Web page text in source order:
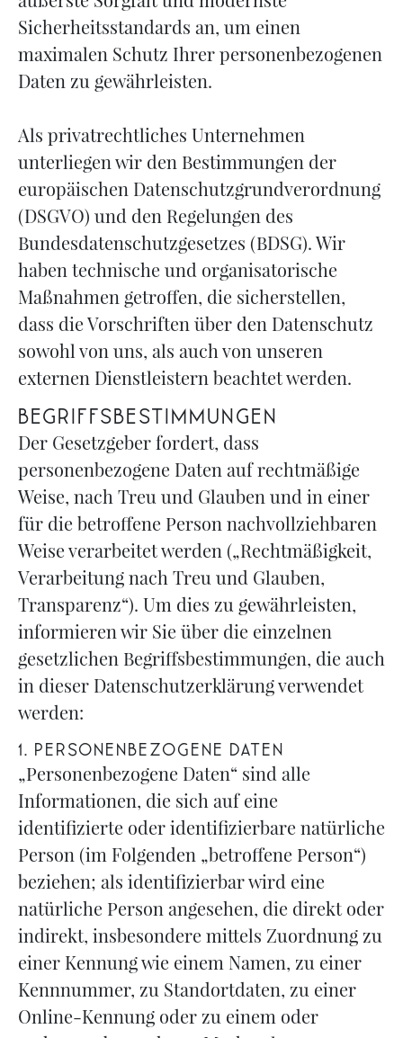
Sicherheitsstandards an, um einen
maximalen Schutz Ihrer personenbezogenen
Daten zu gewährleisten.
Als privatrechtliches Unternehmen
unterliegen wir den Bestimmungen der
europäischen Datenschutzgrundverordnung
(DSGVO) und den Regelungen des
Bundesdatenschutzgesetzes (BDSG). Wir
haben technische und organisatorische
Maßnahmen getroffen, die sicherstellen,
dass die Vorschriften über den Datenschutz
sowohl von uns, als auch von unseren
externen Dienstleistern beachtet werden.
Begriffsbestimmungen
Der Gesetzgeber fordert, dass
personenbezogene Daten auf rechtmäßige
Weise, nach Treu und Glauben und in einer
für die betroffene Person nachvollziehbaren
Weise verarbeitet werden („Rechtmäßigkeit,
Verarbeitung nach Treu und Glauben,
Transparenz“). Um dies zu gewährleisten,
informieren wir Sie über die einzelnen
gesetzlichen Begriffsbestimmungen, die auch
in dieser Datenschutzerklärung verwendet
werden:
1. PERSONENBEZOGENE DATEN
„Personenbezogene Daten“ sind alle
Informationen, die sich auf eine
identifizierte oder identifizierbare natürliche
Person (im Folgenden „betroffene Person“)
beziehen; als identifizierbar wird eine
natürliche Person angesehen, die direkt oder
indirekt, insbesondere mittels Zuordnung zu
einer Kennung wie einem Namen, zu einer
Kennnummer, zu Standortdaten, zu einer
Online-Kennung oder zu einem oder